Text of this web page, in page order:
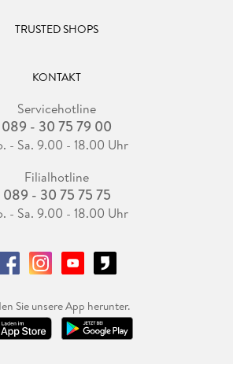
TRUSTED SHOPS
KONTAKT
Servicehotline
089 - 30 75 79 00
- Sa. 9.00 - 18.00 Uhr
Filialhotline
089 - 30 75 75 75
- Sa. 9.00 - 18.00 Uhr
Sie unsere App herunter.